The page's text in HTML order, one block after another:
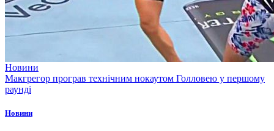
Новини
Макгрегор програв технічним нокаутом Голловею у першому
раунді
Новини